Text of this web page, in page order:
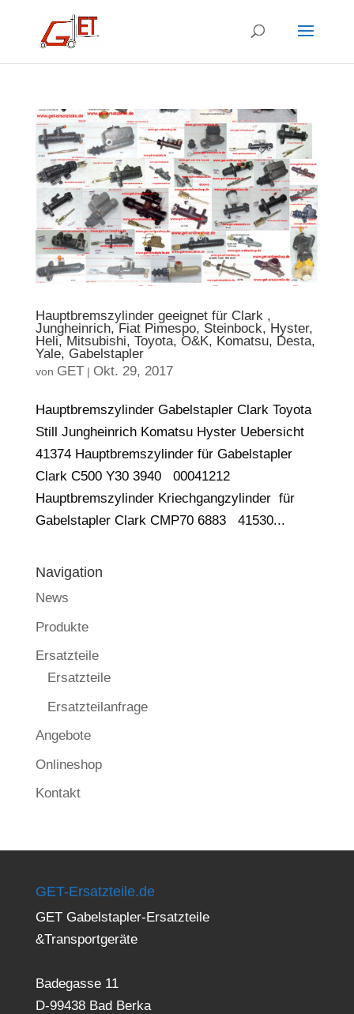
Hauptbremszylinder geeignet für Clark ,
Jungheinrich, Fiat Pimespo, Steinbock, Hyster,
Heli, Mitsubishi, Toyota, O&K, Komatsu, Desta,
Yale, Gabelstapler
von GET| Okt. 29, 2017
Hauptbremszylinder Gabelstapler Clark Toyota
Still Jungheinrich Komatsu Hyster Uebersicht
41374 Hauptbremszylinder für Gabelstapler
Clark C500 Y30 3940 00041212
Hauptbremszylinder Kriechgangzylinder für
Gabelstapler Clark CMP70 6883 41530...
Navigation
News
Produkte
Ersatzteile
Ersatzteile
Ersatzteilanfrage
Angebote
Onlineshop
Kontakt
GET-Ersatzteile.de
GET Gabelstapler-Ersatzteile
&Transportgeräte
Badegasse 11
D-99438 Bad Berka